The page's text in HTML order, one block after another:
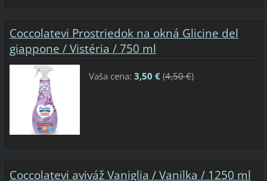
Coccolatevi Prostriedok na okná Glicine del
giappone / Vistéria / 750 ml
Vaša cena: 3,50 €(4,50 €)
Coccolatevi aviváž Vaniglia / Vanilka / 1250 ml